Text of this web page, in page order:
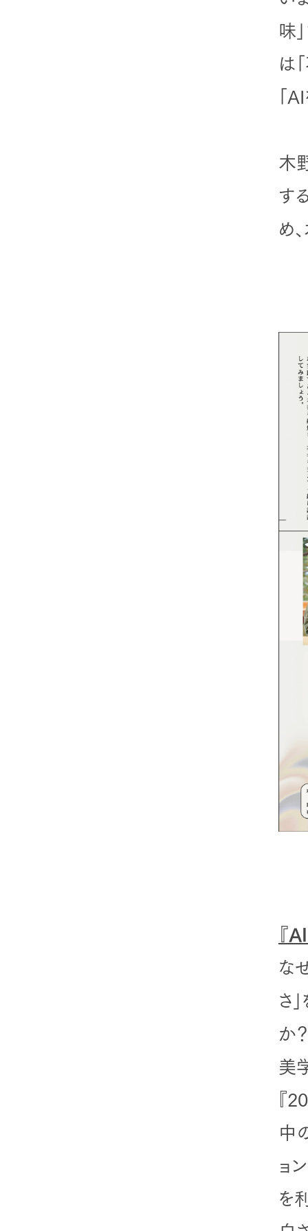
味
は
「
木
す
め
『
な
さ
か
美
『
中
ョ
を